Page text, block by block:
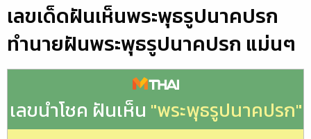
เลขเด็ดฝันเห็นพระพุธรูปนาคปรก
ทำนายฝันพระพุธรูปนาคปรก แม่นๆ
เลขนำโชค ฝันเห็น "พระพุธรูปนาคปรก"